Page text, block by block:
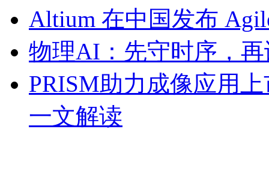
Altium 在中国发布
物理AI：先守时序，
PRISM助力成像应用
一文解读